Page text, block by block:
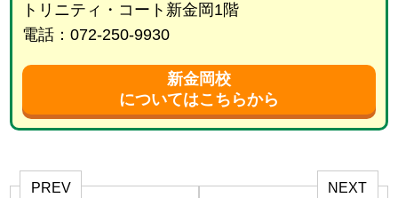
トリニティ・コート新金岡1階
電話：072-250-9930
新金岡校
についてはこちらから
PREV NEXT